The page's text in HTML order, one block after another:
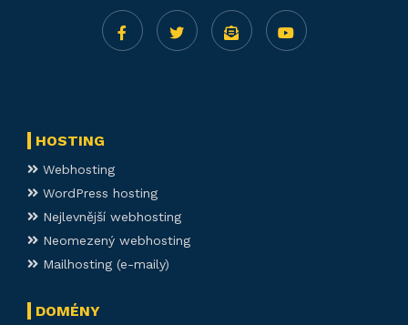
HOSTING
Webhosting
WordPress hosting
Nejlevnější webhosting
Neomezený webhosting
Mailhosting (e-maily)
DOMÉNY